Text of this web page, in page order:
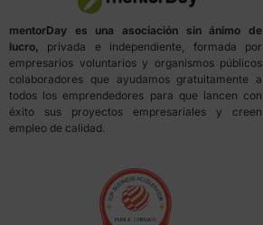
mentorDay es una asociación sin ánimo de
lucro, privada e independiente, formada por
empresarios voluntarios y organismos públicos
colaboradores que ayudamos gratuitamente a
todos los emprendedores para que lancen con
éxito sus proyectos empresariales y creen
empleo de calidad.